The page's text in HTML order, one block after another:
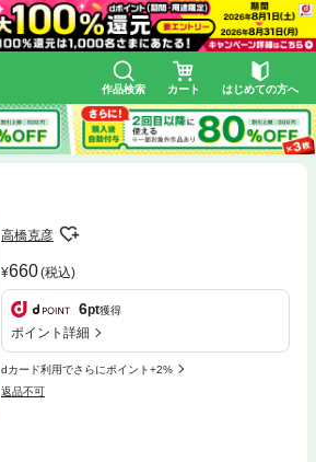
作品検索 カート はじめての方へ
高橋克彦
660(税込)
6pt獲得
ポイント詳細
dカード利用でさらにポイント+2%
返品不可